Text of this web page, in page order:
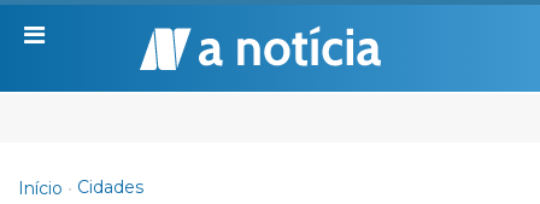
Início Cidades